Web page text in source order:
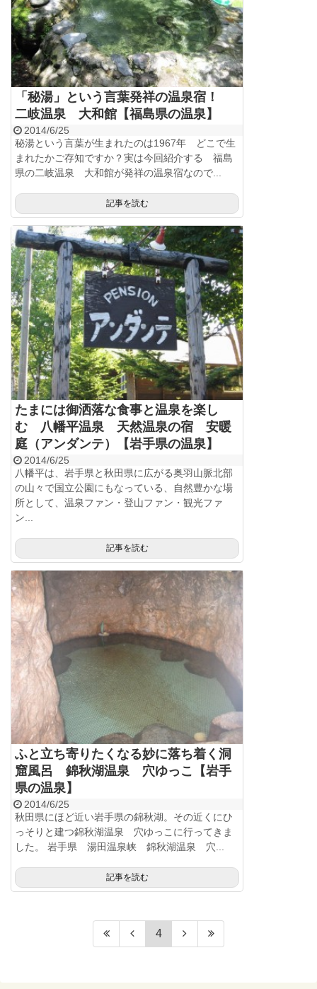
「秘湯」という言葉発祥の温泉宿！
二岐温泉 大和館【福島県の温泉】
2014/6/25
秘湯という言葉が生まれたのは1967年 どこで生
まれたかご存知ですか？実は今回紹介する 福島
県の二岐温泉 大和館が発祥の温泉宿なので...
記事を読む
たまには御洒落な食事と温泉を楽し
む 八幡平温泉 天然温泉の宿 安暖
庭（アンダンテ）【岩手県の温泉】
2014/6/25
八幡平は、岩手県と秋田県に広がる奥羽山脈北部
の山々で国立公園にもなっている、自然豊かな場
所として、温泉ファン・登山ファン・観光ファ
ン...
記事を読む
ふと立ち寄りたくなる妙に落ち着く洞
窟風呂 錦秋湖温泉 穴ゆっこ【岩手
県の温泉】
2014/6/25
秋田県にほど近い岩手県の錦秋湖。その近くにひ
っそりと建つ錦秋湖温泉 穴ゆっこに行ってきま
した。 岩手県 湯田温泉峡 錦秋湖温泉 穴...
記事を読む
4